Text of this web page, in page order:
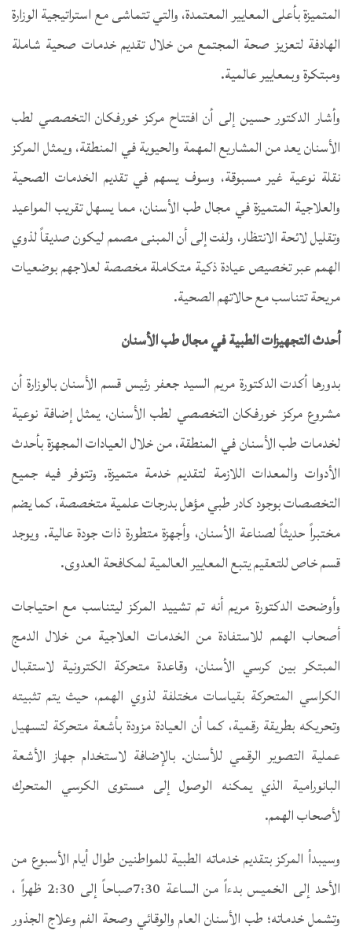
المتميزة بأعلى المعايير المعتمدة، والتي تتماشى مع استراتيجية الوزارة
الهادفة لتعزيز صحة المجتمع من خلال تقديم خدمات صحية شاملة
ومبتكرة وبمعايير عالمية.
وأشار الدكتور حسين إلى أن افتتاح مركز خورفكان التخصصي لطب
الأسنان يعد من المشاريع المهمة والحيوية في المنطقة، ويمثل المركز
نقلة نوعية غير مسبوقة، وسوف يسهم في تقديم الخدمات الصحية
والعلاجية المتميزة في مجال طب الأسنان، مما يسهل تقريب المواعيد
وتقليل لائحة الانتظار، ولفت إلى أن المبنى مصمم ليكون صديقاً لذوي
الهمم عبر تخصيص عيادة ذكية متكاملة مخصصة لعلاجهم بوضعيات
مريحة تتناسب مع حالاتهم الصحية.
أحدث التجهيزات الطبية في مجال طب الأسنان
بدورها أكدت الدكتورة مريم السيد جعفر رئيس قسم الأسنان بالوزارة أن
مشروع مركز خورفكان التخصصي لطب الأسنان، يمثل إضافة نوعية
لخدمات طب الأسنان في المنطقة، من خلال العيادات المجهزة بأحدث
الأدوات والمعدات اللازمة لتقديم خدمة متميزة. وتتوفر فيه جميع
التخصصات بوجود كادر طبي مؤهل بدرجات علمية متخصصة، كما يضم
مختبراً حديثاً لصناعة الأسنان، وأجهزة متطورة ذات جودة عالية. ويوجد
قسم خاص للتعقيم يتبع المعايير العالمية لمكافحة العدوى.
وأوضحت الدكتورة مريم أنه تم تشييد المركز ليتناسب مع احتياجات
أصحاب الهمم للاستفادة من الخدمات العلاجية من خلال الدمج
المبتكر بين كرسي الأسنان، وقاعدة متحركة الكترونية لاستقبال
الكراسي المتحركة بقياسات مختلفة لذوي الهمم، حيث يتم تثبيته
وتحريكه بطريقة رقمية، كما أن العيادة مزودة بأشعة متحركة لتسهيل
عملية التصوير الرقمي للأسنان. بالإضافة لاستخدام جهاز الأشعة
البانورامية الذي يمكنه الوصول إلى مستوى الكرسي المتحرك
لأصحاب الهمم.
وسيبدأ المركز بتقديم خدماته الطبية للمواطنين طوال أيام الأسبوع من
الأحد إلى الخميس بدءاً من الساعة 7:30صباحاً إلى 2:30 ظهراً ،
وتشمل خدماته؛ طب الأسنان العام والوقائي وصحة الفم وعلاج الجذور